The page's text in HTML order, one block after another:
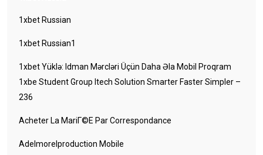
1xbet Russian
1xbet Russian1
1xbet Yüklə: Idman Mərcləri Üçün Daha Əla Mobil Proqram
1xbe Student Group Itech Solution Smarter Faster Simpler –
236
Acheter La MariГ©e Par Correspondance
Adelmorelproduction Mobile